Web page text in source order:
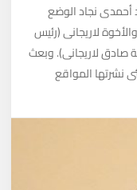
أحمدى نجاد الوضع
لاريجانى (رئيس
صادق لاريجانى). وبعث
نشرتها المواقع